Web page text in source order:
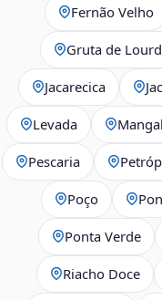
Fernão Velho
Gruta de
Jacarecica
Levada
Pescaria
Poço
Ponta Verde
Riacho Doce